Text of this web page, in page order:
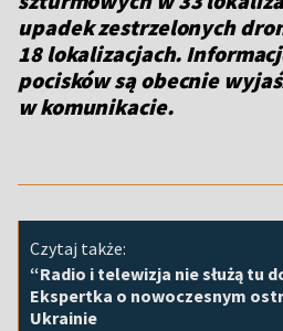
upadek zestrzelonych
18 lokalizacjach.
pocisków są obecnie
w komunikacie.
Czytaj także:
“Radio i telewizja nie służą tu
Ekspertka o nowoczesnym
Ukrainie